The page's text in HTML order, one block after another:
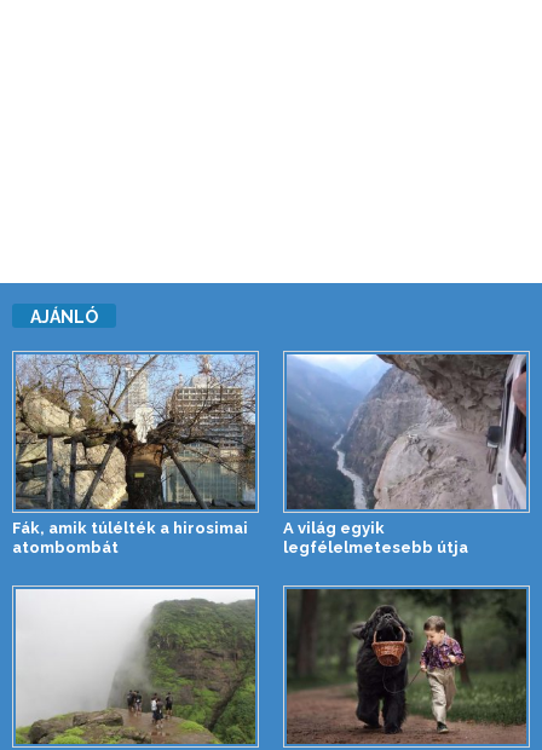
AJÁNLÓ
Fák, amik túlélték a hirosimai
atombombát
A világ egyik
legfélelmetesebb útja